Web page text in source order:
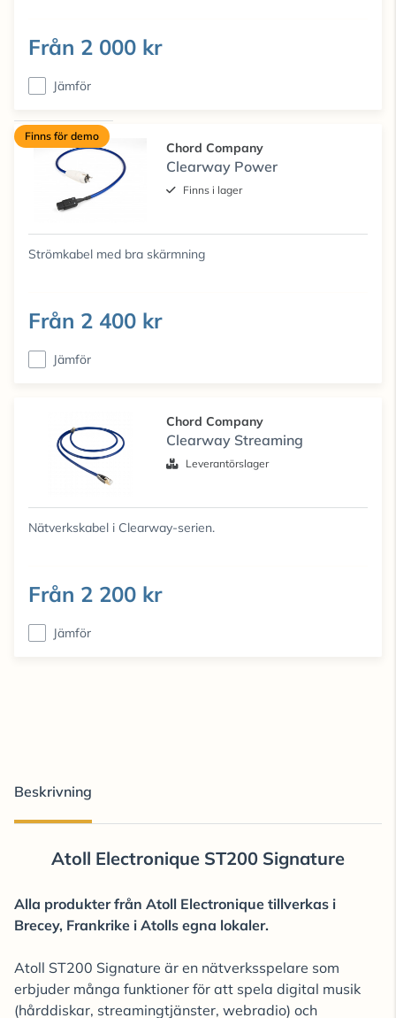
Från 2 000 kr
Jämför
Chord Company
Clearway Power
Finns i lager
Strömkabel med bra skärmning
Finns för demo
Från 2 400 kr
Jämför
Chord Company
Clearway Streaming
Leverantörslager
Nätverkskabel i Clearway-serien.
Från 2 200 kr
Jämför
Beskrivning
Atoll Electronique ST200 Signature
Alla produkter från Atoll Electronique tillverkas i
Brecey, Frankrike i Atolls egna lokaler.
Atoll ST200 Signature är en nätverksspelare som
erbjuder många funktioner för att spela digital musik
(hårddiskar, streamingtjänster, webradio) och